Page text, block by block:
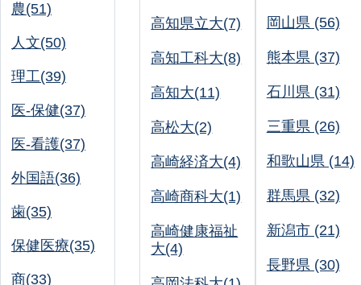
農(51)
人文(50)
理工(39)
医-保健(37)
医-看護(37)
外国語(36)
歯(35)
保健医療(35)
商(33)
高知県立大(7)
高知工科大(8)
高知大(11)
高松大(2)
高崎経済大(4)
高崎商科大(1)
高崎健康福祉
大(4)
岡山県 (56)
熊本県 (37)
石川県 (31)
三重県 (26)
和歌山県 (14)
群馬県 (32)
新潟市 (21)
長野県 (30)